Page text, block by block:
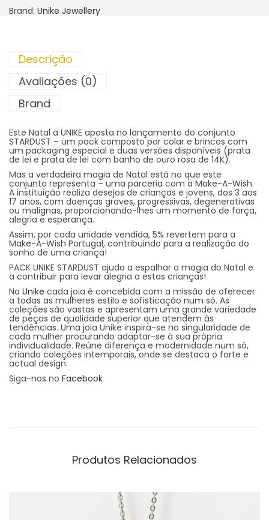
Brand: Unike Jewellery
Descrição
Avaliações (0)
Brand
Este Natal a UNIKE aposta no lançamento do conjunto
STARDUST – um pack composto por colar e brincos com
um packaging especial e duas versões disponíveis (prata
de lei e prata de lei com banho de ouro rosa de 14K).
Mas a verdadeira magia de Natal está no que este
conjunto representa – uma parceria com a Make-A-Wish.
A instituição realiza desejos de crianças e jovens, dos 3 aos
17 anos, com doenças graves, progressivas, degenerativas
ou malignas, proporcionando-lhes um momento de força,
alegria e esperança.
Assim, por cada unidade vendida, 5% revertem para a
Make-A-Wish Portugal, contribuindo para a realização do
sonho de uma criança!
PACK UNIKE STARDUST ajuda a espalhar a magia do Natal e
a contribuir para levar alegria a estas crianças!
Na Unike cada joia é concebida com a missão de oferecer
a todas as mulheres estilo e sofisticação num só. As
coleções são vastas e apresentam uma grande variedade
de peças de qualidade superior que atendem às
tendências. Uma joia Unike inspira-se na singularidade de
cada mulher procurando adaptar-se à sua própria
individualidade. Reúne diferença e modernidade num só,
criando coleções intemporais, onde se destaca o forte e
actual design.
Siga-nos no Facebook
Produtos Relacionados